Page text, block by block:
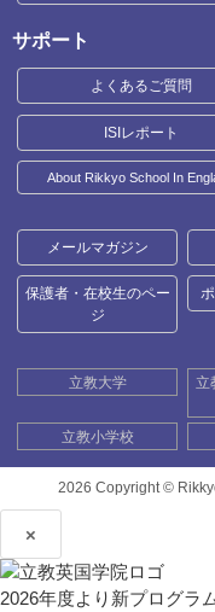
サポート
よくあるご質問
ISIレポート
About Rikkyo School In
メールマガジン
保護者・在校生のペー
ジ
立教大学
立
立教小学校
2026 Copyright ©
×
2026年度より新プログラ